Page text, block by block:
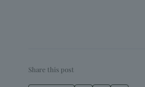
Share this post